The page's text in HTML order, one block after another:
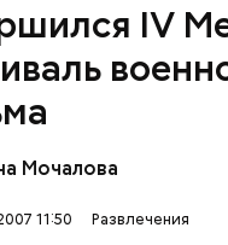
IV
Мочалова
11:50 Развлечения